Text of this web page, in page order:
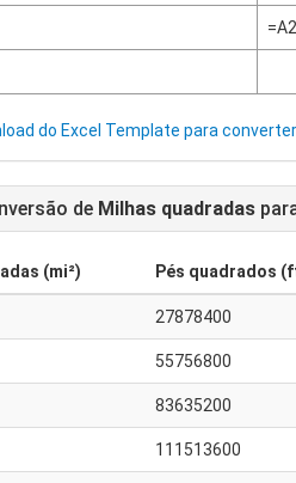
do Excel Template para converter
de Milhas quadradas
(mi²) Pés quadrados
27878400
55756800
83635200
111513600